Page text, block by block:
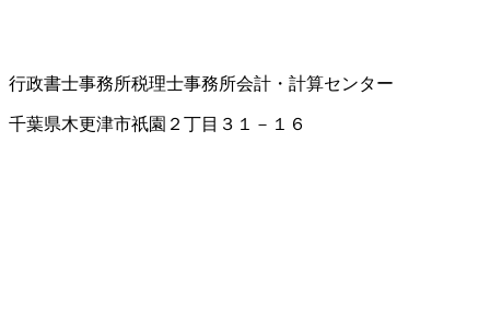
行政書士事務所税理士事務所会計・計算センター
千葉県木更津市祇園２丁目３１－１６